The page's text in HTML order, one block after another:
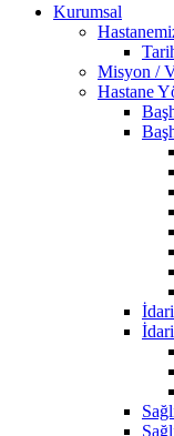
Kurumsal
Misyon /
Hastane